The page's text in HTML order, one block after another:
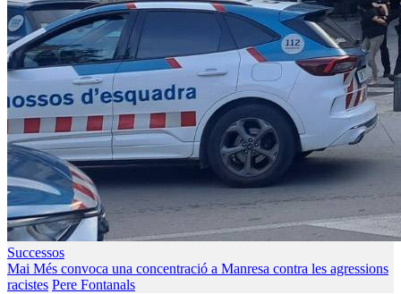
Successos
Mai Més convoca una concentració a Manresa contra les agressions
racistes Pere Fontanals